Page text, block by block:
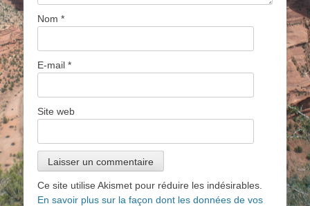
Nom *
E-mail *
Site web
Ce site utilise Akismet pour réduire les indésirables.
En savoir plus sur la façon dont les données de vos